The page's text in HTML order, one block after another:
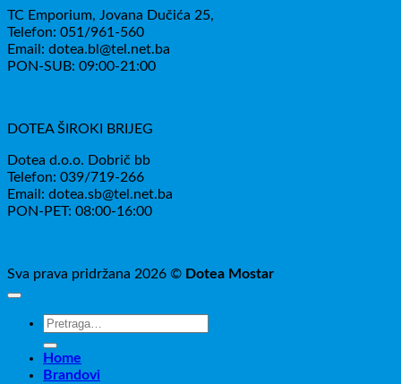
TC Emporium, Jovana Dučića 25,
Telefon: 051/961-560
Email: dotea.bl@tel.net.ba
PON-SUB: 09:00-21:00
DOTEA ŠIROKI BRIJEG
Dotea d.o.o. Dobrič bb
Telefon: 039/719-266
Email: dotea.sb@tel.net.ba
PON-PET: 08:00-16:00
Sva prava pridržana 2026 © Dotea Mostar
Pretraži:
Home
Brandovi